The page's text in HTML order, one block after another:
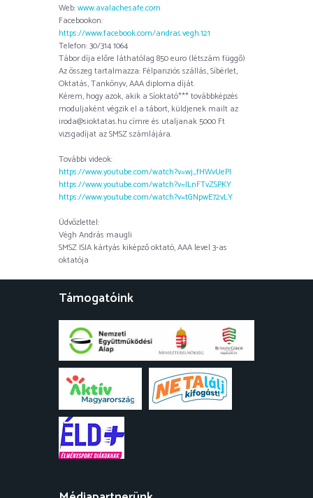
Web:www.avalachesafe.com
Facebookon:
https://www.facebook.com/andras.vegh.121
Telefon: 30/314 1064
Tábor díja előre láthatólag 850 euro (létszám függő)
Az összeg tartalmazza: Félpanziós szállás, Síbérlet,
Oktatás, Tankönyv, AAA diploma díját.
Kérem, hogy azok, akik a Síoktató*** továbbképzés
moduljaként végzik el a tábort, küldjenek mailt az
iroda@sioktatas.hu címre és utaljanak 5000 Ft
vizsgadíjat az SMSZ számlájára.
További videok:
https://www.youtube.com/watch?v=wj_fHWvUePI
https://www.youtube.com/watch?v=lLnFTvZSPKY
https://www.youtube.com/watch?v=tGNpwE72vLY
Üdvözlettel:
Végh András maugli
SMSZ ISIA kártyás kiképző oktató, AAA level 3-as
oktatója
Támogatóink